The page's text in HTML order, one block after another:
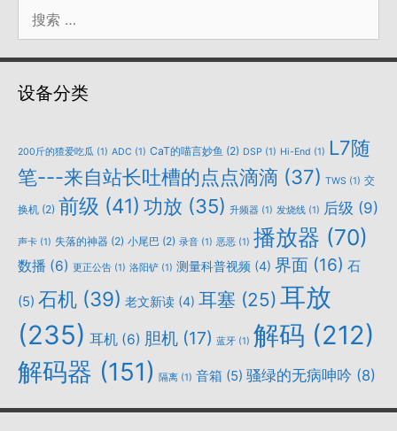
索：
设备分类
200斤的猹爱吃瓜 (1) ADC (1) CaT的喵言妙鱼 (2) DSP (1) Hi-End (1) L7随
笔---来自站长吐槽的点点滴滴 (37) TWS (1) 交
换机 (2) 前级 (41) 功放 (35) 升频器 (1) 发烧线 (1) 后级 (9)
声卡 (1) 失落的神器 (2) 小尾巴 (2) 录音 (1) 恶恶 (1) 播放器 (70)
数播 (6) 更正公告 (1) 洛阳铲 (1) 测量科普视频 (4) 界面 (16) 石
(5) 石机 (39) 老文新读 (4) 耳塞 (25) 耳放
(235) 耳机 (6) 胆机 (17) 蓝牙 (1) 解码 (212)
解码器 (151) 隔离 (1) 音箱 (5) 骚绿的无病呻吟 (8)